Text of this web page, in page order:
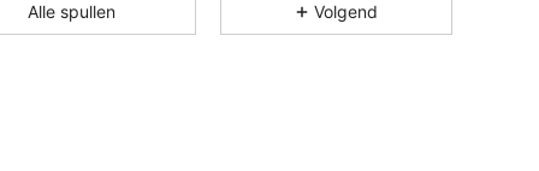
Alle spullen Volgend